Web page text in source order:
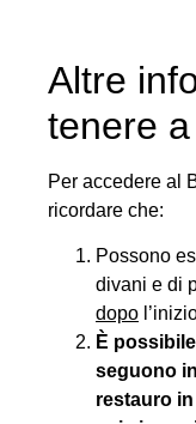
Altre
tenere
Per accedere al
ricordare che:
Possono
divani e di
dopo
È
seguono
restauro